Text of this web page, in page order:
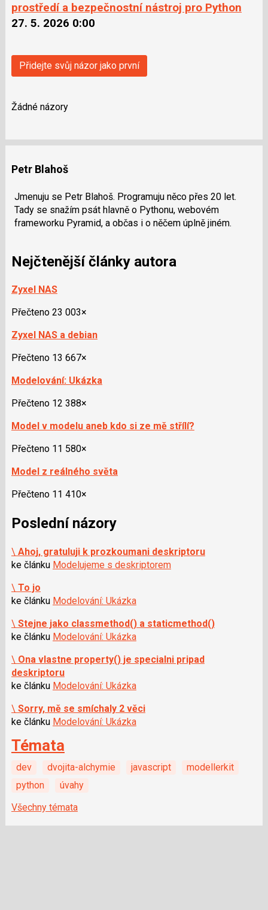
prostředí a bezpečnostní nástroj pro Python
27. 5. 2026 0:00
Přidejte svůj názor jako první
Žádné názory
Petr Blahoš
Jmenuju se Petr Blahoš. Programuju něco přes 20 let.
Tady se snažím psát hlavně o Pythonu, webovém
frameworku Pyramid, a občas i o něčem úplně jiném.
Nejčtenější články autora
Zyxel NAS
Přečteno 23 003×
Zyxel NAS a debian
Přečteno 13 667×
Modelování: Ukázka
Přečteno 12 388×
Model v modelu aneb kdo si ze mě střílí?
Přečteno 11 580×
Model z reálného světa
Přečteno 11 410×
Poslední názory
\ Ahoj, gratuluji k prozkoumani deskriptoru
ke článku Modelujeme s deskriptorem
\ To jo
ke článku Modelování: Ukázka
\ Stejne jako classmethod() a staticmethod()
ke článku Modelování: Ukázka
\ Ona vlastne property() je specialni pripad
deskriptoru
ke článku Modelování: Ukázka
\ Sorry, mě se smíchaly 2 věci
ke článku Modelování: Ukázka
Témata
dev dvojita-alchymie javascript
modellerkit
python
úvahy
Všechny témata